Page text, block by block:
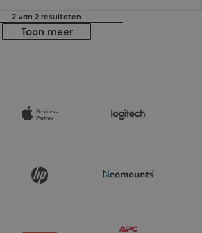
2 van 2 resultaten
Toon meer